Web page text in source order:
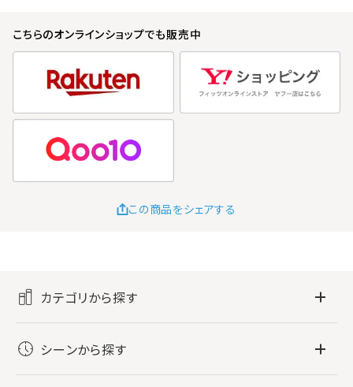
こちらのオンラインショップでも販売中
この商品をシェアする
カテゴリから探す
バス・ボディケア
シーンから探す